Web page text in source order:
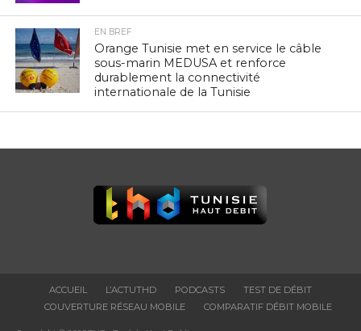
EN BREF
Orange Tunisie met en service le câble
sous-marin MEDUSA et renforce
durablement la connectivité
internationale de la Tunisie
ACCUEIL L’ACTUTHD PODCASTS
TEST DE DÉBIT
COUVERTURE RÉSEAU MOBILE
COMPARATIF DÉBIT MOBILE